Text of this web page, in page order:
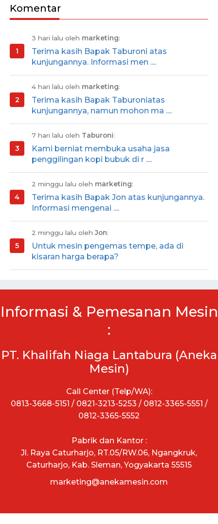
Komentar
3 hari lalu oleh marketing:
Terima kasih Bapak Taburoni atas
kunjungannya. Informasi men ....
4 hari lalu oleh marketing:
Terima kasih Bapak Taburoniatas
kunjungannya, namun mohon ma ....
7 hari lalu oleh Taburoni:
Kami berniat membuka usaha jasa
penggilingan kopi bubuk di r ....
2 minggu lalu oleh marketing:
Terima kasih Bapak Jon atas kunjungannya.
Informasi mengenai ....
2 minggu lalu olehJon:
Untuk mesin pengemas tempe, ada di
kisaran harga berapa?
Informasi & Pemesanan Mesin
:
PT. Khalifah Niaga Lantabura (Aneka
Mesin)
Call Center (Telp/WA):
0813-3668-5151 / 0821-3213-5253 / 0812-3365-5551 /
0812-3365-5552
Pabrik dan Kantor :
Jl. Raya Caturharjo, RT.05/RW.06, Ngangkruk,
Caturharjo, Kab. Sleman, Yogyakarta 55515
marketing@anekamesin.com